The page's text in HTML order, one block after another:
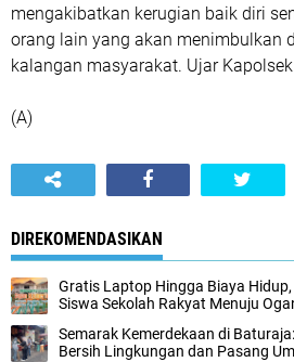
mengakibatkan kerugian baik diri
orang lain yang akan menimbulkan
kalangan masyarakat. Ujar
(A)
DIREKOMENDASIKAN
Gratis Laptop Hingga Biaya
Siswa Sekolah Rakyat Menuju
Semarak Kemerdekaan di
Bersih Lingkungan dan Pasang